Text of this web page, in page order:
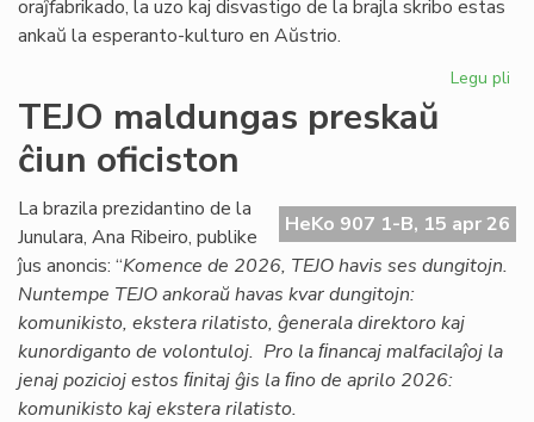
oraĵfabrikado, la uzo kaj disvastigo de la brajla skribo estas
ankaŭ la esperanto-kulturo en Aŭstrio.
Legu pli
TEJO maldungas preskaŭ
ĉiun oficiston
HeKo 907 1-B, 15 apr 26
La brazila prezidantino de la
Junulara, Ana Ribeiro, publike
ĵus anoncis: “Komence de 2026, TEJO havis ses dungitojn.
Nuntempe TEJO ankoraŭ havas kvar dungitojn:
komunikisto, ekstera rilatisto, ĝenerala direktoro kaj
kunordiganto de volontuloj. Pro la ﬁnancaj malfacilaĵoj la
jenaj pozicioj estos ﬁnitaj ĝis la ﬁno de aprilo 2026:
komunikisto kaj ekstera rilatisto.